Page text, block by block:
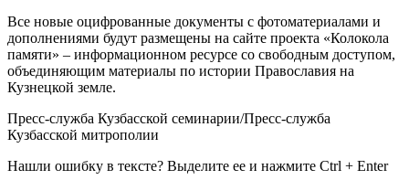
Все новые оцифрованные документы с фотоматериалами и
дополнениями будут размещены на сайте проекта «Колокола
памяти» – информационном ресурсе со свободным доступом,
объединяющим материалы по истории Православия на
Кузнецкой земле.
Пресс-служба Кузбасской семинарии/Пресс-служба
Кузбасской митрополии
Нашли ошибку в тексте? Выделите ее и нажмите Ctrl + Enter